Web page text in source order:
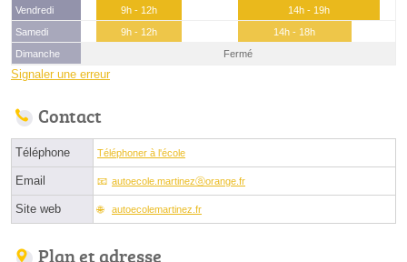
Vendredi
9h - 12h
14h - 19h
Samedi
9h - 12h
14h - 18h
Dimanche
Fermé
Signaler une erreur
Contact
Téléphone Téléphoner à l'école
Email autoecole.martinezⓐorange.fr
Site web autoecolemartinez.fr
Plan et adresse